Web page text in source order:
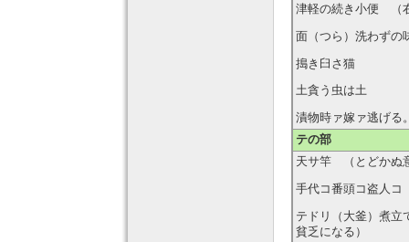
津軽の続き小便 （
面（つら）洗わず
搗き臼さ猫
土貪う虫は土
漬物時ァ嫁ァ逃げる
テの部
天サ竿 （とどかぬ
手代コ番頭コ盗人
テドリ（大釜）煮
貧乏になる）